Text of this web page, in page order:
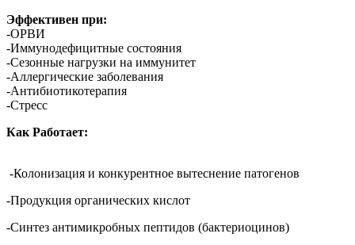
Эффективен при:
-ОРВИ
-Иммунодефицитные состояния
-Сезонные нагрузки на иммунитет
-Аллергические заболевания
-Антибиотикотерапия
-Стресс
Как Работает:
-Колонизация и конкурентное вытеснение патогенов
-Продукция органических кислот
-Синтез антимикробных пептидов (бактериоцинов)